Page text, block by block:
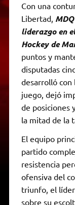
Con una
Libertad,
liderazgo en
Hockey de
puntos y
disputadas
desarrolló con
juego, dejó
de posiciones
la mitad de la
El equipo
partido
resistencia
ofensiva del
triunfo, el
sobre su